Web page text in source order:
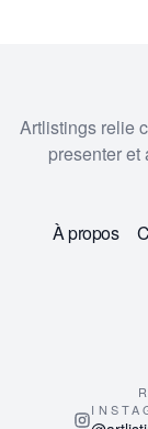
Artlistings relie
presenter et
À propos